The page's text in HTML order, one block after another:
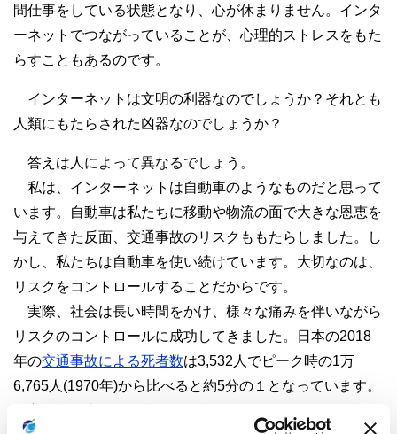
間仕事をしている状態となり、心が休まりません。インタ
ーネットでつながっていることが、心理的ストレスをもた
らすこともあるのです。
インターネットは文明の利器なのでしょうか？それとも
人類にもたらされた凶器なのでしょうか？
答えは人によって異なるでしょう。
私は、インターネットは自動車のようなものだと思って
います。自動車は私たちに移動や物流の面で大きな恩恵を
与えてきた反面、交通事故のリスクももたらしました。し
かし、私たちは自動車を使い続けています。大切なのは、
リスクをコントロールすることだからです。
実際、社会は長い時間をかけ、様々な痛みを伴いながら
リスクのコントロールに成功してきました。日本の2018
年の交通事故による死者数は3,532人でピーク時の1万
6,765人(1970年)から比べると約5分の１となっています。